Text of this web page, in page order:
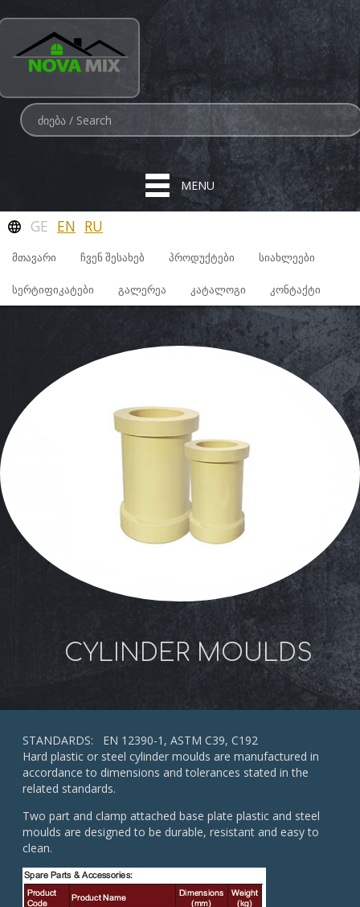
MENU
GE EN RU
ᲛᲗᲐᲕᲐᲠᲘ ᲩᲕᲔᲜ ᲨᲔᲡᲐᲮᲔᲑ ᲞᲠᲝᲓᲣᲥᲢᲔᲑᲘ ᲡᲘᲐᲮᲚᲔᲔᲑᲘ
ᲡᲔᲠᲢᲘᲤᲘᲙᲐᲢᲔᲑᲘ ᲒᲐᲚᲔᲠᲔᲐ ᲙᲐᲢᲐᲚᲝᲒᲘ ᲙᲝᲜᲢᲐᲥᲢᲘ
CYLINDER MOULDS
STANDARDS: EN 12390-1, ASTM C39, C192
Hard plastic or steel cylinder moulds are manufactured in
accordance to dimensions and tolerances stated in the
related standards.
Two part and clamp attached base plate plastic and steel
moulds are designed to be durable, resistant and easy to
clean.